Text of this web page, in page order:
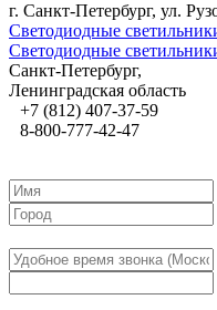
г. Санкт-Петербург, ул.
Светодиодные
Светодиодные
Санкт-Петербург,
Ленинградская область
+7 (812) 407-37-59
8-800-777-42-47